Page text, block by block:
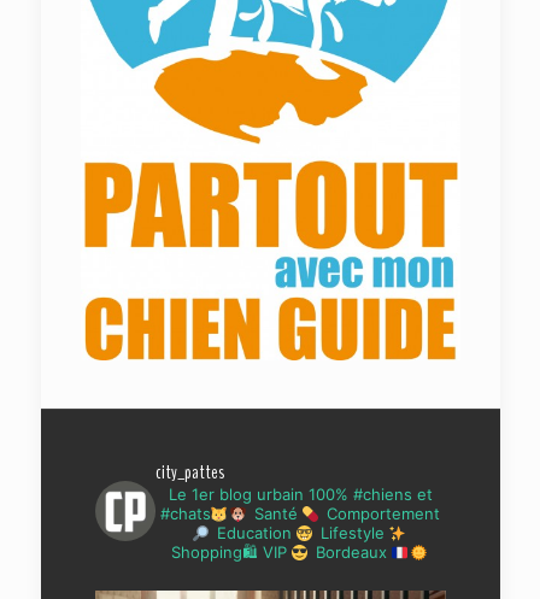
city_pattes
Le 1er blog urbain 100% #chiens et
#chats
Santé
Comportement
Education
Lifestyle
Shopping🛍 VIP
Bordeaux